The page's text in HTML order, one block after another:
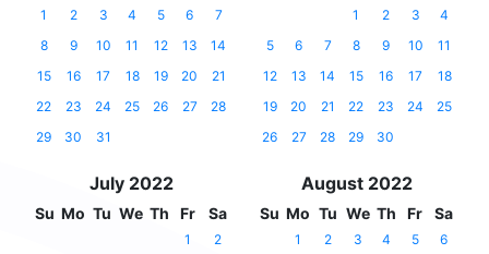
1 2 3 4 5 6
7
8
9 10 11 12 13
14
15
16 17 18 19 20
21
22
23 24 25 26 27
28
29
30 31
1 2 3
4
5
6 7 8 9 10
11
12
13 14 15 16 17
18
19
20 21 22 23 24
25
26
27 28 29 30
July 2022
Su Mo Tu We Th Fr Sa
1 2
August 2022
Su Mo Tu We Th Fr Sa
1 2 3 4 5 6